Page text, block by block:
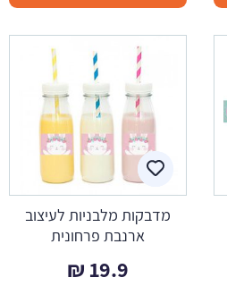
מדבקות מלבניות לעיצוב
ארנבת פרחונית
19.9
₪